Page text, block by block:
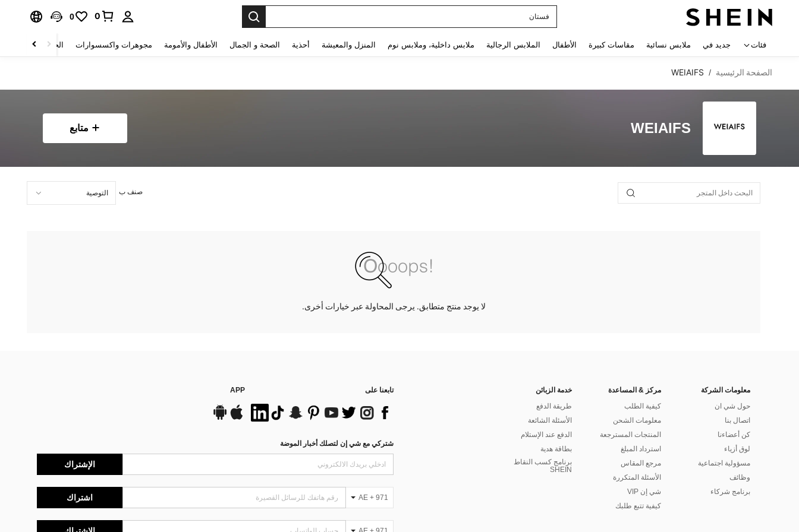
فستان
0
0
فئات جديد في ملابس نسائية مقاسات كبيرة الأطفال الملابس الرجالية ملابس داخلية، وملابس نوم المنزل والمعيشة أحذية الصحة و الجمال الأطفال والأمومة مجوهرات واكسسوارات الحقائب والأمتعة
الصفحة الرئيسية /
WEIAIFS
WEIAIFS متابع
صنف ب
لا يوجد منتج متطابق. يرجى المحاولة عبر خيارات أخرى.
معلومات الشركة
حول شي ان
اتصال بنا
كن أعضاءنا
لوق أزياء
مسؤولية اجتماعية
وظائف
برنامج شركاء
مركز & المساعدة
كيفية الطلب
معلومات الشحن
المنتجات المسترجعة
استرداد المبلغ
مرجع المقاس
الأسئلة المتكررة
شي إن VIP
كيفية تتبع طلبك
خدمة الزبائن
طريقة الدفع
الأسئلة الشائعة
الدفع عند الإستلام
بطاقة هدية
برنامج كسب النقاط
SHEIN
تابعنا على APP
شتركي مع شي إن لتصلك أخبار الموضة
الإشتراك
AE + 971 اشتراك